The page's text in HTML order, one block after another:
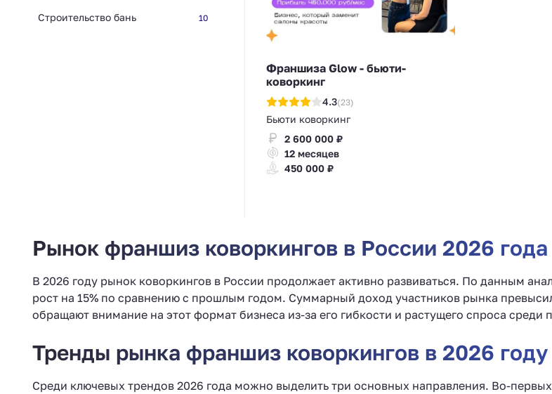
Строительство бань 10
Франшиза Glow - бьюти-
коворкинг
4.3(23)
Бьюти коворкинг
2 600 000 ₽
12 месяцев
450 000 ₽
Рынок франшиз коворкингов в России 2026 года
В 2026 году рынок коворкингов в России продолжает активно развиваться. По данным
рост на 15% по сравнению с прошлым годом. Суммарный доход участников рынка
обращают внимание на этот формат бизнеса из-за его гибкости и растущего спроса среди
Тренды рынка франшиз коворкингов в 2026 году
Среди ключевых трендов 2026 года можно выделить три основных направления. Во-